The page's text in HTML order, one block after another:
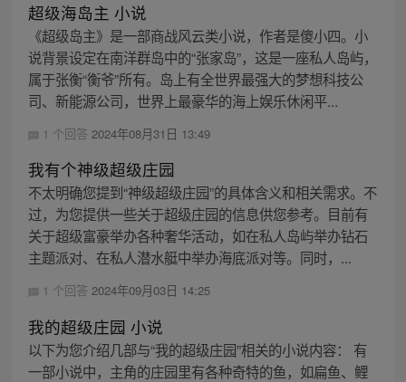
超级海岛主 小说
《超级岛主》是一部商战风云类小说，作者是傻小四。小
说背景设定在南洋群岛中的“张家岛”，这是一座私人岛屿，
属于张衡“衡爷”所有。岛上有全世界最强大的梦想科技公
司、新能源公司，世界上最豪华的海上娱乐休闲平...
1 个回答 2024年08月31日 13:49
我有个神级超级庄园
不太明确您提到“神级超级庄园”的具体含义和相关需求。不
过，为您提供一些关于超级庄园的信息供您参考。目前有
关于超级富豪举办各种奢华活动，如在私人岛屿举办钻石
主题派对、在私人潜水艇中举办海底派对等。同时，...
1 个回答 2024年09月03日 14:25
我的超级庄园 小说
以下为您介绍几部与“我的超级庄园”相关的小说内容： 有
一部小说中，主角的庄园里有各种奇特的鱼，如扁鱼、鲤